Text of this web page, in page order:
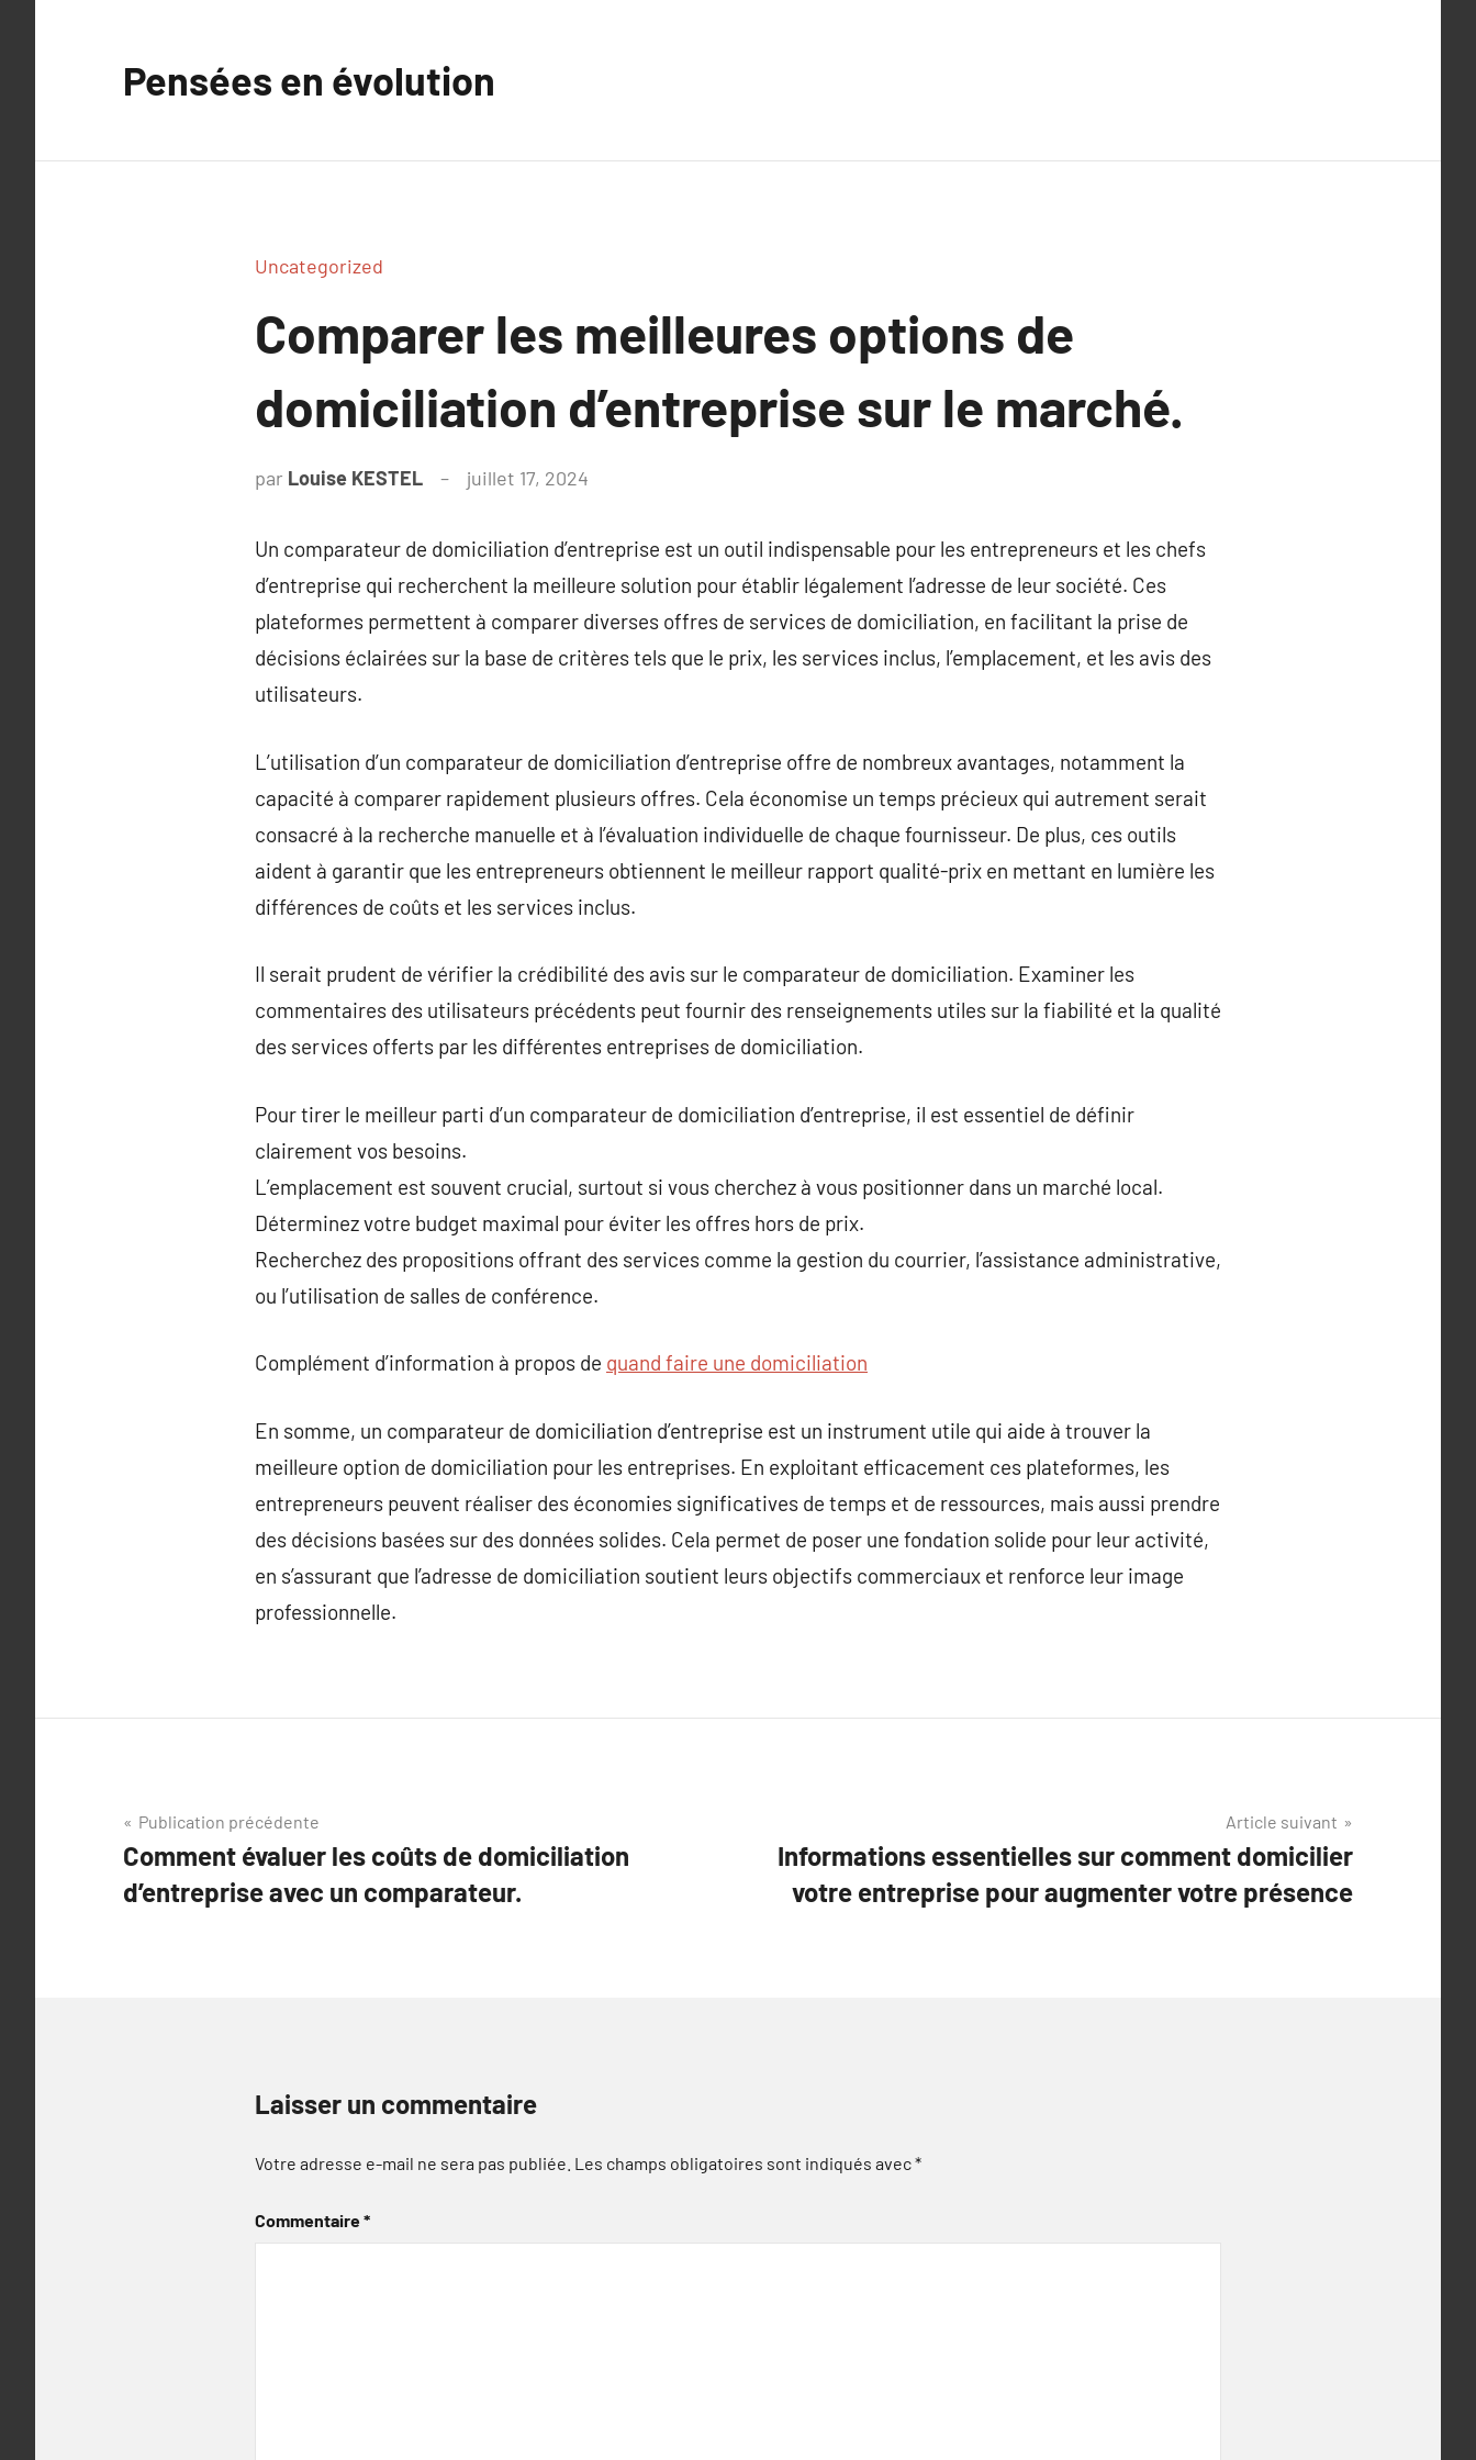
Pensées en évolution
Uncategorized
Comparer les meilleures options de
domiciliation d’entreprise sur le marché.
par Louise KESTEL juillet 17, 2024
Un comparateur de domiciliation d’entreprise est un outil indispensable pour les entrepreneurs et les chefs
d’entreprise qui recherchent la meilleure solution pour établir légalement l’adresse de leur société. Ces
plateformes permettent à comparer diverses offres de services de domiciliation, en facilitant la prise de
décisions éclairées sur la base de critères tels que le prix, les services inclus, l’emplacement, et les avis des
utilisateurs.
L’utilisation d’un comparateur de domiciliation d’entreprise offre de nombreux avantages, notamment la
capacité à comparer rapidement plusieurs offres. Cela économise un temps précieux qui autrement serait
consacré à la recherche manuelle et à l’évaluation individuelle de chaque fournisseur. De plus, ces outils
aident à garantir que les entrepreneurs obtiennent le meilleur rapport qualité-prix en mettant en lumière les
différences de coûts et les services inclus.
Il serait prudent de vérifier la crédibilité des avis sur le comparateur de domiciliation. Examiner les
commentaires des utilisateurs précédents peut fournir des renseignements utiles sur la fiabilité et la qualité
des services offerts par les différentes entreprises de domiciliation.
Pour tirer le meilleur parti d’un comparateur de domiciliation d’entreprise, il est essentiel de définir
clairement vos besoins.
L’emplacement est souvent crucial, surtout si vous cherchez à vous positionner dans un marché local.
Déterminez votre budget maximal pour éviter les offres hors de prix.
Recherchez des propositions offrant des services comme la gestion du courrier, l’assistance administrative,
ou l’utilisation de salles de conférence.
Complément d’information à propos de quand faire une domiciliation
En somme, un comparateur de domiciliation d’entreprise est un instrument utile qui aide à trouver la
meilleure option de domiciliation pour les entreprises. En exploitant efficacement ces plateformes, les
entrepreneurs peuvent réaliser des économies significatives de temps et de ressources, mais aussi prendre
des décisions basées sur des données solides. Cela permet de poser une fondation solide pour leur activité,
en s’assurant que l’adresse de domiciliation soutient leurs objectifs commerciaux et renforce leur image
professionnelle.
Navigation
de
l’article
Publication précédente
Comment évaluer les coûts de domiciliation
d’entreprise avec un comparateur.
Article suivant
Informations essentielles sur comment domicilier
votre entreprise pour augmenter votre présence
Laisser un commentaire
Votre adresse e-mail ne sera pas publiée. Les champs obligatoires sont indiqués avec*
Commentaire*